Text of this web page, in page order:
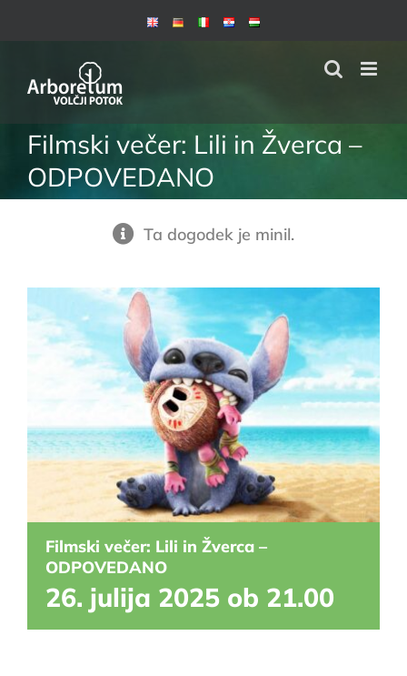
Filmski večer: Lili in Žverca –
ODPOVEDANO
Ta dogodek je minil.
Filmski večer: Lili in Žverca –
ODPOVEDANO
26. julija 2025 ob 21.00